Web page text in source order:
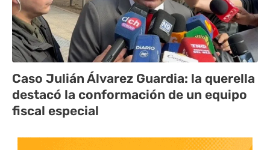
Caso Julián Álvarez Guardia: la querella
destacó la conformación de un equipo
fiscal especial